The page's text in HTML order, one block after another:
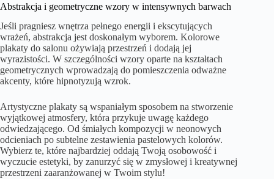
Abstrakcja i geometryczne wzory w intensywnych barwach
Jeśli pragniesz wnętrza pełnego energii i ekscytujących
wrażeń, abstrakcja jest doskonałym wyborem. Kolorowe
plakaty do salonu ożywiają przestrzeń i dodają jej
wyrazistości. W szczególności wzory oparte na kształtach
geometrycznych wprowadzają do pomieszczenia odważne
akcenty, które hipnotyzują wzrok.
Artystyczne plakaty są wspaniałym sposobem na stworzenie
wyjątkowej atmosfery, która przykuje uwagę każdego
odwiedzającego. Od śmiałych kompozycji w neonowych
odcieniach po subtelne zestawienia pastelowych kolorów.
Wybierz te, które najbardziej oddają Twoją osobowość i
wyczucie estetyki, by zanurzyć się w zmysłowej i kreatywnej
przestrzeni zaaranżowanej w Twoim stylu!